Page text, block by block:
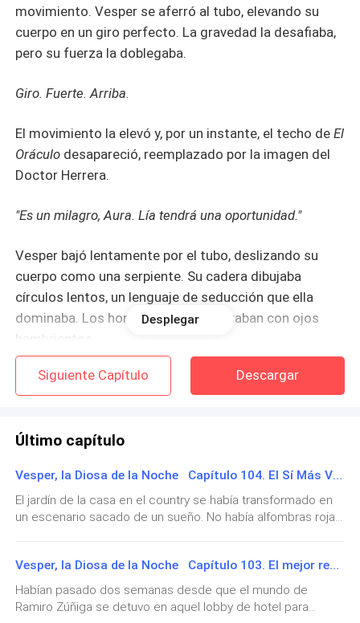
movimiento. Vesper se aferró al tubo, elevando su
cuerpo en un giro perfecto. La gravedad la desafiaba,
pero su fuerza la doblegaba.
Giro. Fuerte. Arriba.
El movimiento la elevó y, por un instante, el techo deEl
Oráculo desapareció, reemplazado por la imagen del
Doctor Herrera.
"Es un milagro, Aura. Lía tendrá una oportunidad."
Vesper bajó lentamente por el tubo, deslizando su
cuerpo como una serpiente. Su cadera dibujaba
círculos lentos, un lenguaje de seducción que ella
dominaba. Los hombres abajo la miraban con ojos
hambrientos.
Deslizar. Lento. Seducir.
doscientos mil dólares
Ella se dejó caer en unsplitperfecto, extendiendo una
pierna en el aire. La pose era de dominio absoluto,
pero su mente gritaba pánico. Llevaba un año, desde
arrastrándose centavo a centavo. Pero este nuevo
costo, esta nueva meta urgente, la obligaba a hacer
horas extra, noches seguidas, sintiendo el
Desplegar
Siguiente Capítulo Descargar
Último capítulo
Vesper, la Diosa de la Noche Capítulo 104. El Sí Más Valioso
El jardín de la casa en el country se había transformado en
un escenario sacado de un sueño. No había alfombras rojas
luces blancas que colgaban de los árboles como estrellas
caídas. El aroma de los jazmines, más intenso que nunca,
envolvía a los pocos pero verdaderos amigos que habían
sido invitados.Ramiro esperaba junto al altar improvisado,
Vesper, la Diosa de la Noche Capítulo 103. El mejor regalo
Habían pasado dos semanas desde que el mundo de
Ramiro Zúñiga se detuvo en aquel lobby de hotel para